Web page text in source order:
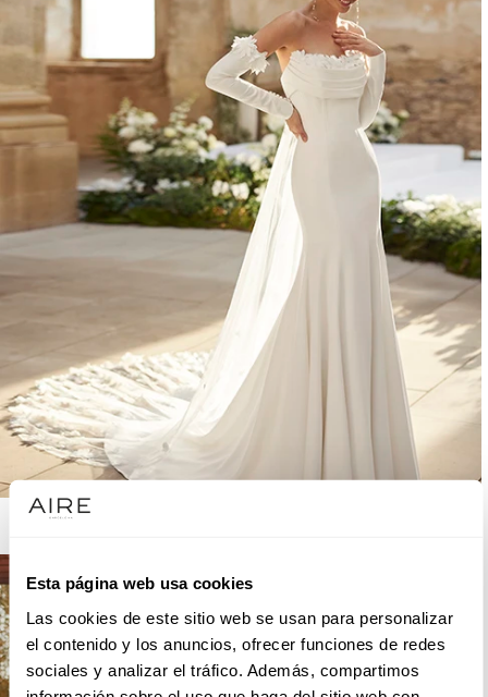
Esta página web usa cookies
Las cookies de este sitio web se usan para personalizar
el contenido y los anuncios, ofrecer funciones de redes
sociales y analizar el tráfico. Además, compartimos
AIRE BARCELONA